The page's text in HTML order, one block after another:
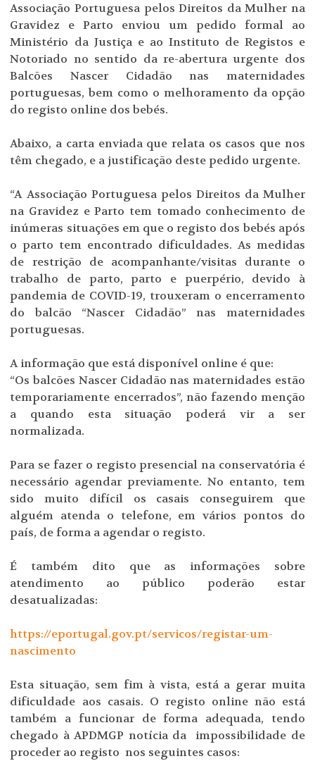
Associação Portuguesa pelos Direitos da Mulher na
Gravidez e Parto enviou um pedido formal ao
Ministério da Justiça e ao Instituto de Registos e
Notoriado no sentido da re-abertura urgente dos
Balcões Nascer Cidadão nas maternidades
portuguesas, bem como o melhoramento da opção
do registo online dos bebés.
Abaixo, a carta enviada que relata os casos que nos
têm chegado, e a justificação deste pedido urgente.
“A Associação Portuguesa pelos Direitos da Mulher
na Gravidez e Parto tem tomado conhecimento de
inúmeras situações em que o registo dos bebés após
o parto tem encontrado dificuldades. As medidas
de restrição de acompanhante/visitas durante o
trabalho de parto, parto e puerpério, devido à
pandemia de COVID-19, trouxeram o encerramento
do balcão “Nascer Cidadão” nas maternidades
portuguesas.
A informação que está disponível online é que:
“Os balcões Nascer Cidadão nas maternidades estão
temporariamente encerrados”, não fazendo menção
a quando esta situação poderá vir a ser
normalizada.
Para se fazer o registo presencial na conservatória é
necessário agendar previamente. No entanto, tem
sido muito difícil os casais conseguirem que
alguém atenda o telefone, em vários pontos do
país, de forma a agendar o registo.
É também dito que as informações sobre
atendimento ao público poderão estar
desatualizadas:
https://eportugal.gov.pt/servicos/registar-um-
nascimento
Esta situação, sem fim à vista, está a gerar muita
dificuldade aos casais. O registo online não está
também a funcionar de forma adequada, tendo
chegado à APDMGP notícia da impossibilidade de
proceder ao registo nos seguintes casos: